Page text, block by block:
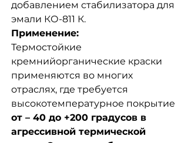
добавлением стабилизатора для
эмали КО-811 К.
Применение:
Термостойкие
кремнийорганические краски
применяются во многих
отраслях, где требуется
высокотемпературное покрытие
от – 40 до +200 градусов в
агрессивной термической